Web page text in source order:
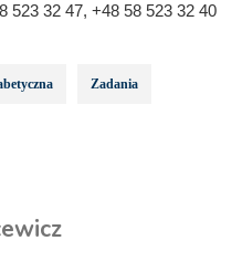
523 32 47, +48 58 523 32 40
Zadania